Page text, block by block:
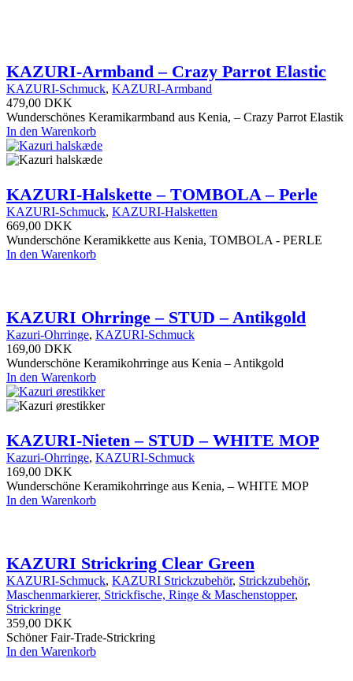
KAZURI-Armband – Crazy Parrot Elastic
KAZURI-Schmuck, KAZURI-Armband
479,00 DKK
Wunderschönes Keramikarmband aus Kenia, – Crazy Parrot Elastik
In den Warenkorb
KAZURI-Halskette – TOMBOLA – Perle
KAZURI-Schmuck, KAZURI-Halsketten
669,00 DKK
Wunderschöne Keramikkette aus Kenia, TOMBOLA - PERLE
In den Warenkorb
KAZURI Ohrringe – STUD – Antikgold
Kazuri-Ohrringe, KAZURI-Schmuck
169,00 DKK
Wunderschöne Keramikohrringe aus Kenia – Antikgold
In den Warenkorb
KAZURI-Nieten – STUD – WHITE MOP
Kazuri-Ohrringe, KAZURI-Schmuck
169,00 DKK
Wunderschöne Keramikohrringe aus Kenia, – WHITE MOP
In den Warenkorb
KAZURI Strickring Clear Green
KAZURI-Schmuck, KAZURI Strickzubehör, Strickzubehör,
Maschenmarkierer, Strickfische, Ringe & Maschenstopper,
Strickringe
359,00 DKK
Schöner Fair-Trade-Strickring
In den Warenkorb